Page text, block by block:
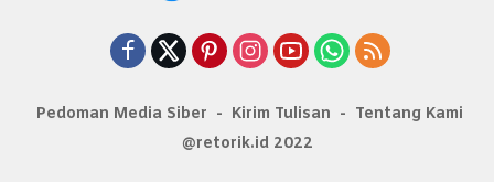
Pedoman Media Siber Kirim Tulisan
Tentang Kami
@retorik.id 2022